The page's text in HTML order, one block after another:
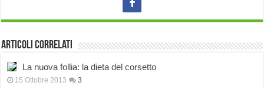
Articoli correlati
La nuova follia: la dieta del corsetto
15 Ottobre 2013 3